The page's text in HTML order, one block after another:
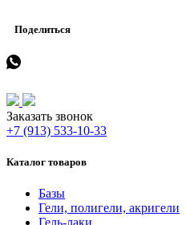
Поделиться
Заказать звонок
+7 (913) 533-10-33
Каталог товаров
Базы
Гели, полигели, акригели
Гель-лаки